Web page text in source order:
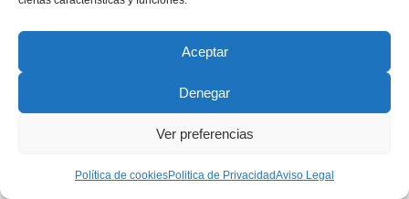
Aceptar
Denegar
Ver preferencias
Política de cookiesPolitica de PrivacidadAviso Legal
Copyright © 2022 ADSP Salamanca. Todos los derechos
reservados
Aviso Legal–Política de Privacidad–Política de Cookies